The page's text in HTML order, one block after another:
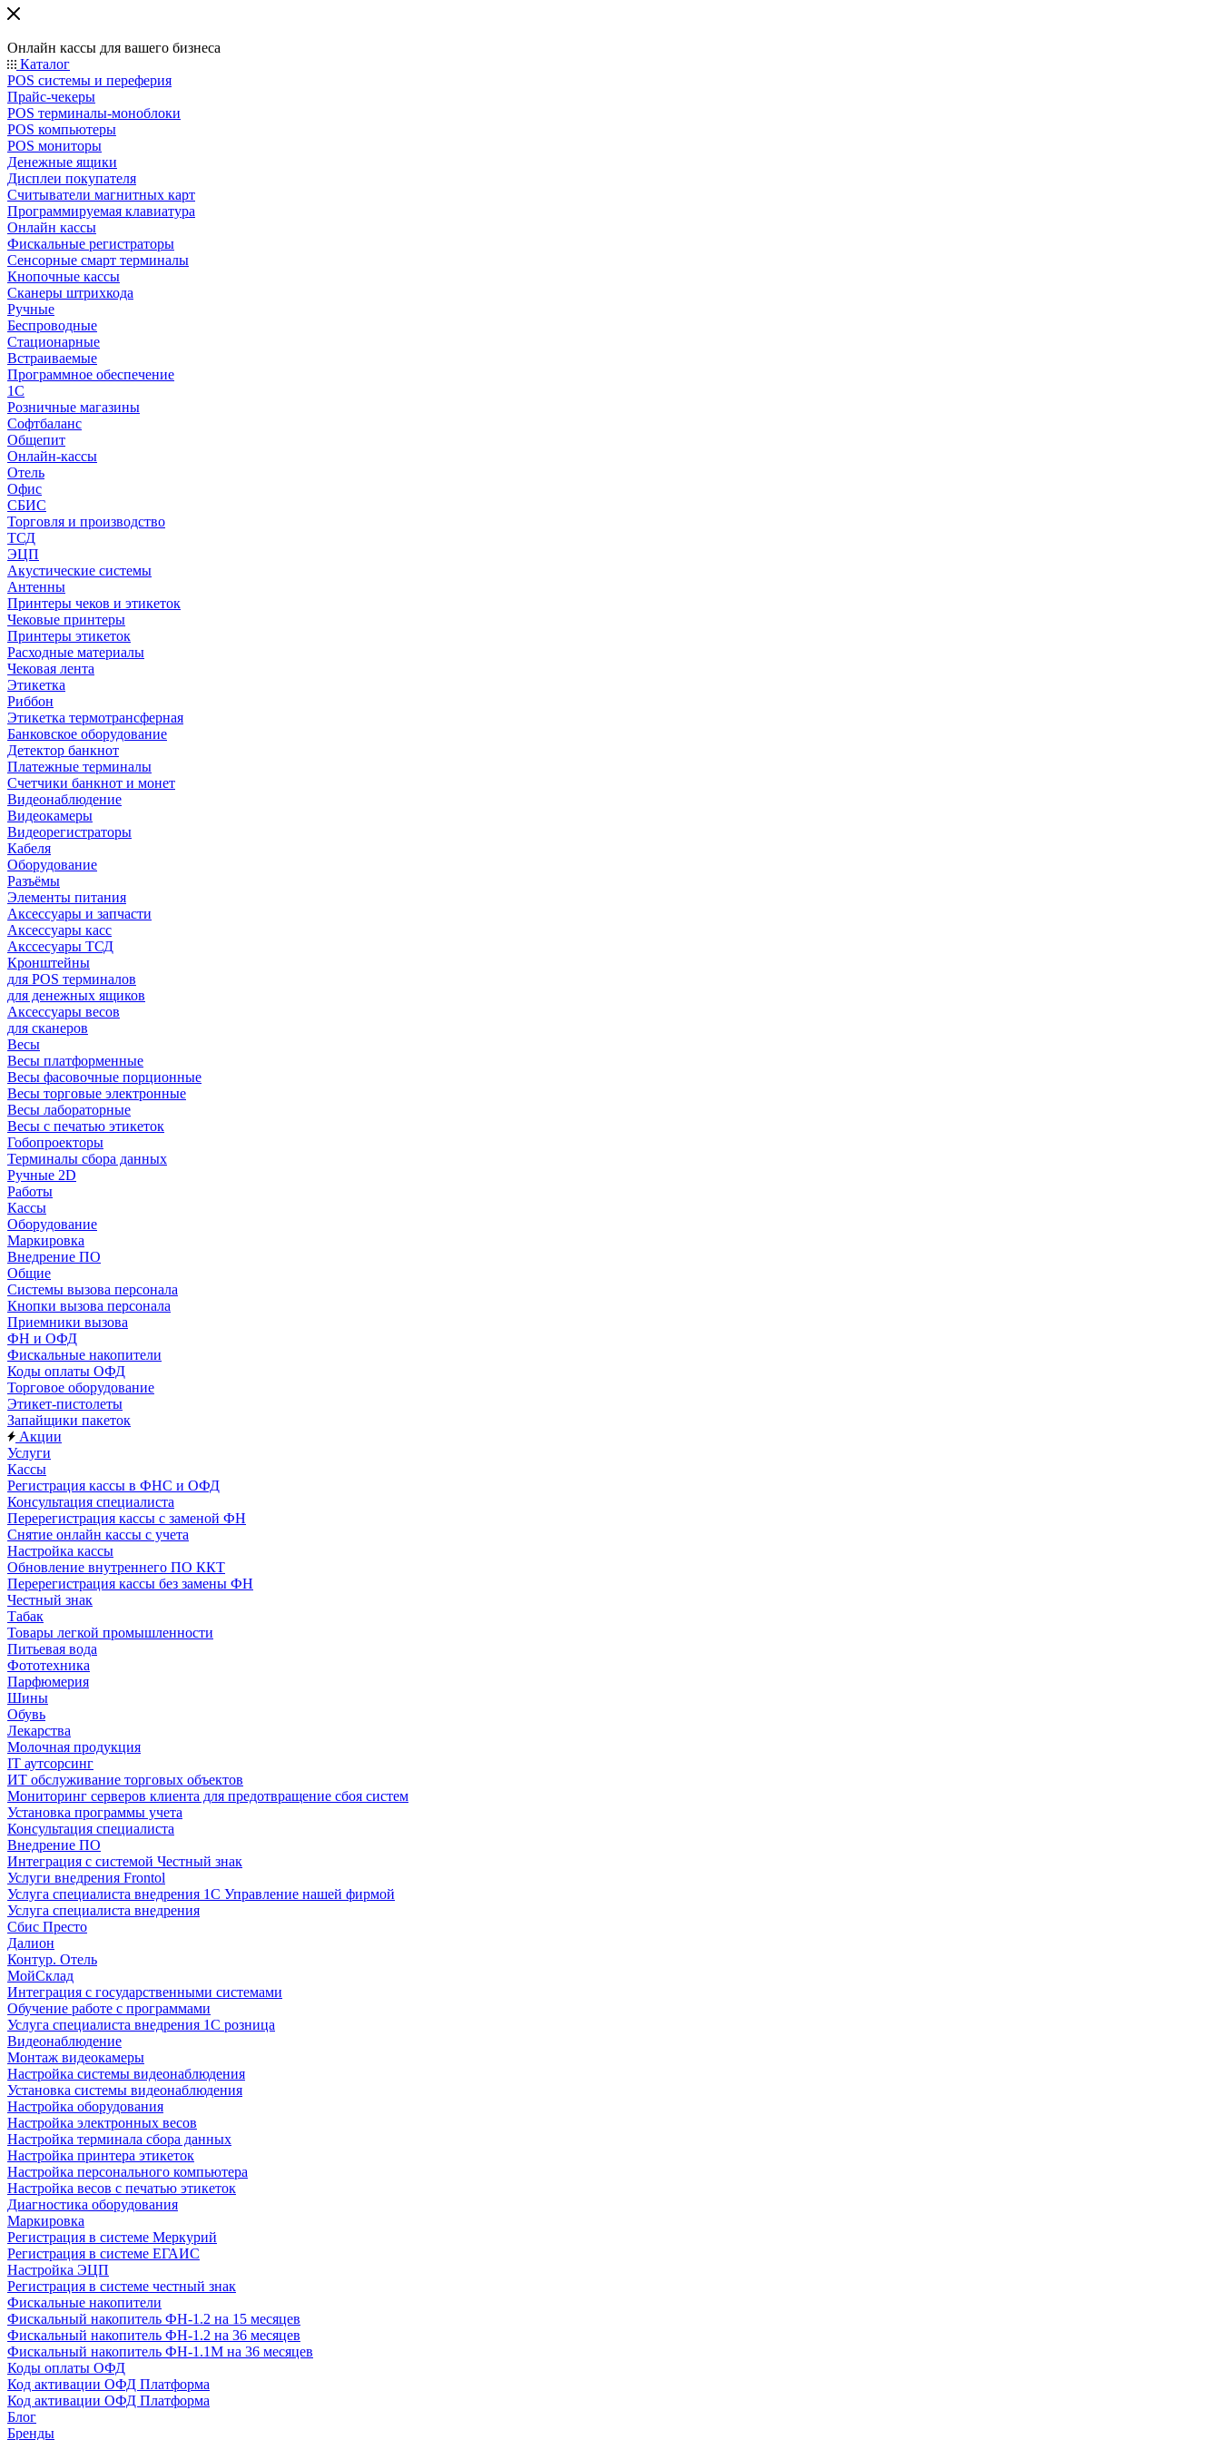
Онлайн кассы для вашего бизнеса
Каталог
POS системы и переферия
Прайс-чекеры
POS терминалы-моноблоки
POS компьютеры
POS мониторы
Денежные ящики
Дисплеи покупателя
Считыватели магнитных карт
Программируемая клавиатура
Онлайн кассы
Фискальные регистраторы
Сенсорные смарт терминалы
Кнопочные кассы
Сканеры штрихкода
Ручные
Беспроводные
Стационарные
Встраиваемые
Программное обеспечение
1С
Розничные магазины
Софтбаланс
Общепит
Онлайн-кассы
Отель
Офис
СБИС
Торговля и производство
ТСД
ЭЦП
Акустические системы
Антенны
Принтеры чеков и этикеток
Чековые принтеры
Принтеры этикеток
Расходные материалы
Чековая лента
Этикетка
Риббон
Этикетка термотрансферная
Банковское оборудование
Детектор банкнот
Платежные терминалы
Счетчики банкнот и монет
Видеонаблюдение
Видеокамеры
Видеорегистраторы
Кабеля
Оборудование
Разъёмы
Элементы питания
Аксессуары и запчасти
Аксессуары касс
Акссесуары ТСД
Кронштейны
для POS терминалов
для денежных ящиков
Аксессуары весов
для сканеров
Весы
Весы платформенные
Весы фасовочные порционные
Весы торговые электронные
Весы лабораторные
Весы с печатью этикеток
Гобопроекторы
Терминалы сбора данных
Ручные 2D
Работы
Кассы
Оборудование
Маркировка
Внедрение ПО
Общие
Системы вызова персонала
Кнопки вызова персонала
Приемники вызова
ФН и ОФД
Фискальные накопители
Коды оплаты ОФД
Торговое оборудование
Этикет-пистолеты
Запайщики пакеток
Акции
Услуги
Кассы
Регистрация кассы в ФНС и ОФД
Консультация специалиста
Перерегистрация кассы с заменой ФН
Снятие онлайн кассы с учета
Настройка кассы
Обновление внутреннего ПО ККТ
Перерегистрация кассы без замены ФН
Честный знак
Табак
Товары легкой промышленности
Питьевая вода
Фототехника
Парфюмерия
Шины
Обувь
Лекарства
Молочная продукция
IT аутсорсинг
ИТ обслуживание торговых объектов
Мониторинг серверов клиента для предотвращение сбоя систем
Установка программы учета
Консультация специалиста
Внедрение ПО
Интеграция с системой Честный знак
Услуги внедрения Frontol
Услуга специалиста внедрения 1С Управление нашей фирмой
Услуга специалиста внедрения
Сбис Престо
Далион
Контур. Отель
МойСклад
Интеграция с государственными системами
Обучение работе с программами
Услуга специалиста внедрения 1С розница
Видеонаблюдение
Монтаж видеокамеры
Настройка системы видеонаблюдения
Установка системы видеонаблюдения
Настройка оборудования
Настройка электронных весов
Настройка терминала сбора данных
Настройка принтера этикеток
Настройка персонального компьютера
Настройка весов с печатью этикеток
Диагностика оборудования
Маркировка
Регистрация в системе Меркурий
Регистрация в системе ЕГАИС
Настройка ЭЦП
Регистрация в системе честный знак
Фискальные накопители
Фискальный накопитель ФН-1.2 на 15 месяцев
Фискальный накопитель ФН-1.2 на 36 месяцев
Фискальный накопитель ФН-1.1М на 36 месяцев
Коды оплаты ОФД
Код активации ОФД Платформа
Код активации ОФД Платформа
Блог
Бренды